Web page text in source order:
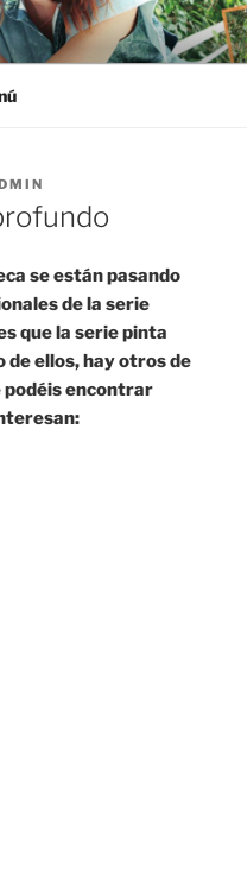
se están pasando
de la serie
que la serie pinta
de ellos, hay otros de
podéis encontrar